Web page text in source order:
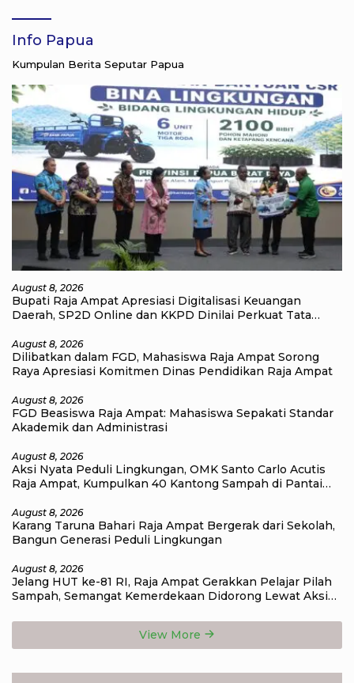
Info Papua
Kumpulan Berita Seputar Papua
August 8, 2026
Bupati Raja Ampat Apresiasi Digitalisasi Keuangan
Daerah, SP2D Online dan KKPD Dinilai Perkuat Tata
August 8, 2026
Dilibatkan dalam FGD, Mahasiswa Raja Ampat Sorong
Raya Apresiasi Komitmen Dinas Pendidikan Raja Ampat
August 8, 2026
FGD Beasiswa Raja Ampat: Mahasiswa Sepakati Standar
Akademik dan Administrasi
August 8, 2026
Aksi Nyata Peduli Lingkungan, OMK Santo Carlo Acutis
Raja Ampat, Kumpulkan 40 Kantong Sampah di Pantai
August 8, 2026
Karang Taruna Bahari Raja Ampat Bergerak dari Sekolah,
Bangun Generasi Peduli Lingkungan
August 8, 2026
Jelang HUT ke-81 RI, Raja Ampat Gerakkan Pelajar Pilah
Sampah, Semangat Kemerdekaan Didorong Lewat Aksi
View More